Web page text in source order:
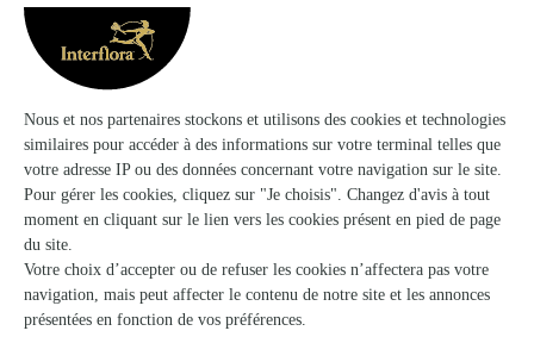
★4.4 (143)
31, boulevard Kennedy
Voir la boutique
Rev’en Fleurs